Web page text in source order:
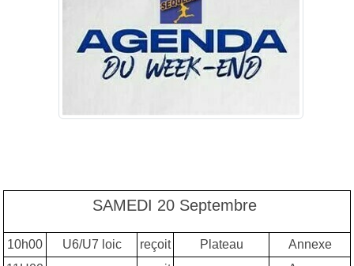
SAMEDI 20 Septembre
10h00 U6/U7 loic reçoit Plateau
Annexe